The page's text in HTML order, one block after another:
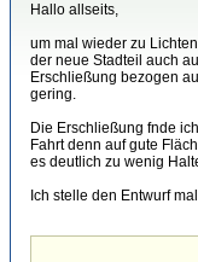
Hallo allseits,
um mal wieder zu
der neue Stadteil auch
Erschließung bezogen
gering.
Die Erschließung fnde
Fahrt denn auf gute
es deutlich zu wenig
Ich stelle den Entwurf